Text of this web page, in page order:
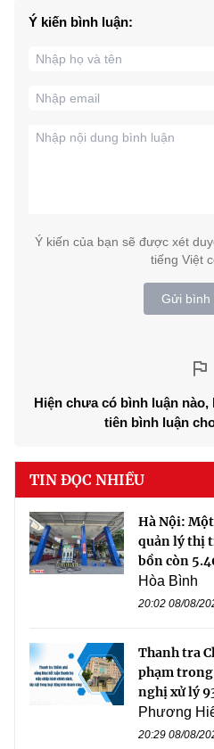
Ý kiến bình luận:
Ý kiến của bạn sẽ được xét
tiếng Việt
Gửi bình
Hiện chưa có bình luận
tiên bình luận
TIN ĐỌC NHIỀU
Hà Nội:
quản lý thị
bồn còn
Hòa Bình
20:02 08/08/
Thanh tra
phạm
nghị xử lý
Phương
20:29 08/08/